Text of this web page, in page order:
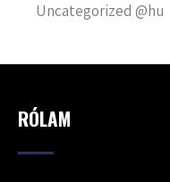
Uncategorized @hu
RÓLAM